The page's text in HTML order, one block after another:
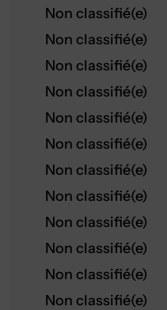
Non classifié(e)
Non classifié(e)
Non classifié(e)
Non classifié(e)
Non classifié(e)
Non classifié(e)
Non classifié(e)
Non classifié(e)
Non classifié(e)
Non classifié(e)
Non classifié(e)
Non classifié(e)